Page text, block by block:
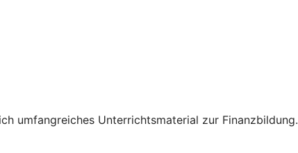
umfangreiches Unterrichtsmaterial zur Finanzbildung.